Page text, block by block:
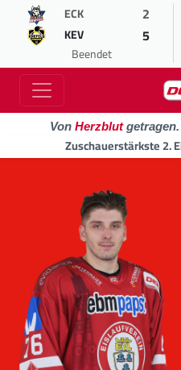
ECK 2
KEV 5
Beendet
Von Herzblutgetragen.
Zuschauerstärkste 2.